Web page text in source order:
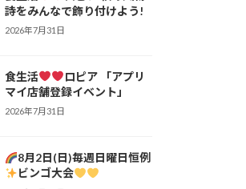
詩をみんなで飾り付けよう!
2026年7月31日
食生活
ロピア 「アプリ
マイ店舗登録イベント」
2026年7月31日
8月2日(日)毎週日曜日恒例
ビンゴ大会